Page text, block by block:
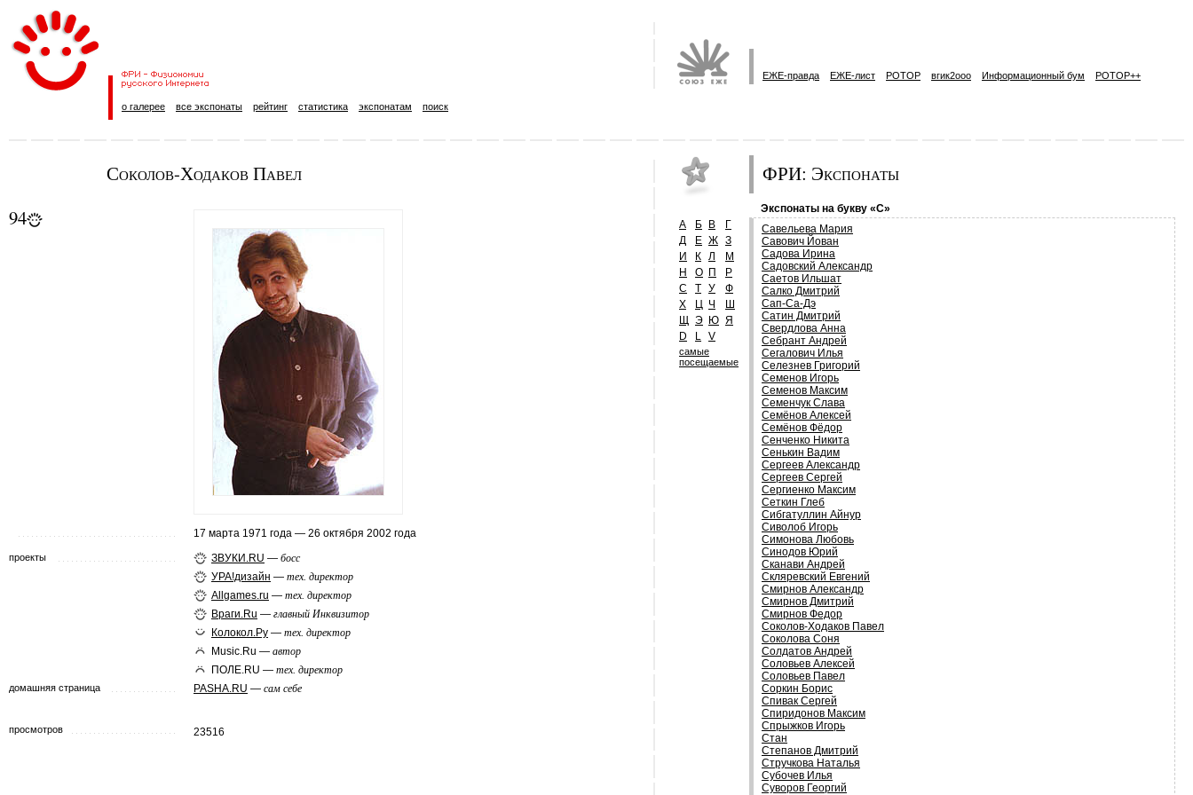
о галерее все экспонаты рейтинг статистика экспонатам поиск
ЕЖЕ-правда ЕЖЕ-лист РОТОР вгик2ooo Информационный бум РОТОР++
Соколов-Ходаков Павел
94
17 марта 1971 года — 26 октября 2002 года
проекты ЗВУКИ.RU — босс
УРА!дизайн — тех. директор
Allgames.ru — тех. директор
Враги.Ru — главный Инквизитор
Колокол.Ру — тех. директор
Music.Ru — автор
ПОЛЕ.RU — тех. директор
домашняя страница PASHA.RU — сам себе
просмотров 23516
ФРИ: Экспонаты
А Б В
Г
Д
Е Ж З
И
К Л
М
Н
О П
Р
С
Т У
Ф
Х
Ц Ч
Ш
Щ Э Ю Я
D
L V
самые
посещаемые
Экспонаты на букву «С»
Савельева Мария
Савович Йован
Садова Ирина
Садовский Александр
Саетов Ильшат
Салко Дмитрий
Сап-Са-Дэ
Сатин Дмитрий
Свердлова Анна
Себрант Андрей
Сегалович Илья
Селезнев Григорий
Семенов Игорь
Семенов Максим
Семенчук Слава
Семёнов Алексей
Семёнов Фёдор
Сенченко Никита
Сенькин Вадим
Сергеев Александр
Сергеев Сергей
Сергиенко Максим
Сеткин Глеб
Сибгатуллин Айнур
Сиволоб Игорь
Симонова Любовь
Синодов Юрий
Сканави Андрей
Скляревский Евгений
Смирнов Александр
Смирнов Дмитрий
Смирнов Федор
Соколов-Ходаков Павел
Соколова Соня
Солдатов Андрей
Соловьев Алексей
Соловьев Павел
Соркин Борис
Спивак Сергей
Спиридонов Максим
Спрыжков Игорь
Стан
Степанов Дмитрий
Стручкова Наталья
Субочев Илья
Суворов Георгий